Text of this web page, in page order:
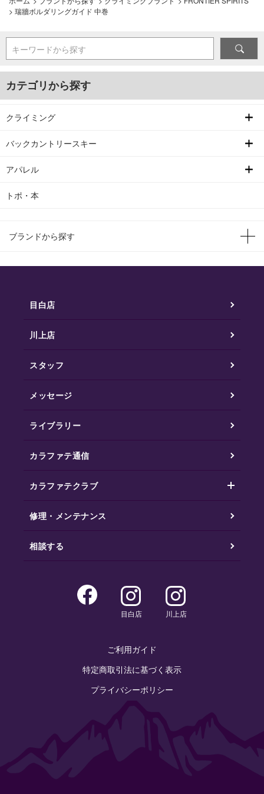
> 瑞牆ボルダリングガイド 中巻
キーワードから探す
カテゴリから探す
クライミング
バックカントリースキー
アパレル
トポ・本
ブランドから探す
目白店
川上店
スタッフ
メッセージ
ライブラリー
カラファテ通信
カラファテクラブ
修理・メンテナンス
相談する
目白店 川上店
ご利用ガイド
特定商取引法に基づく表示
プライバシーポリシー